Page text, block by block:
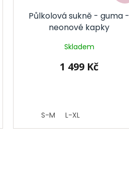
Půlkolová sukně - guma -
neonové kapky
Skladem
1 499 Kč
S-M L-XL